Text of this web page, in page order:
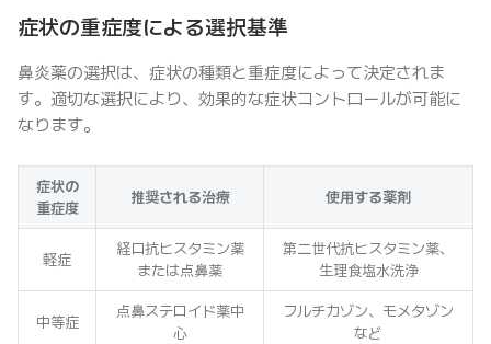
症状の重症度による選択基準
鼻炎薬の選択は、症状の種類と重症度によって決定されま
す。適切な選択により、効果的な症状コントロールが可能に
なります。
症状の
重症度
推奨される治療 使用する薬剤
軽症
経口抗ヒスタミン薬
または点鼻薬
第二世代抗ヒスタミン薬、
生理食塩水洗浄
中等症
点鼻ステロイド薬中
心
フルチカゾン、モメタゾン
など